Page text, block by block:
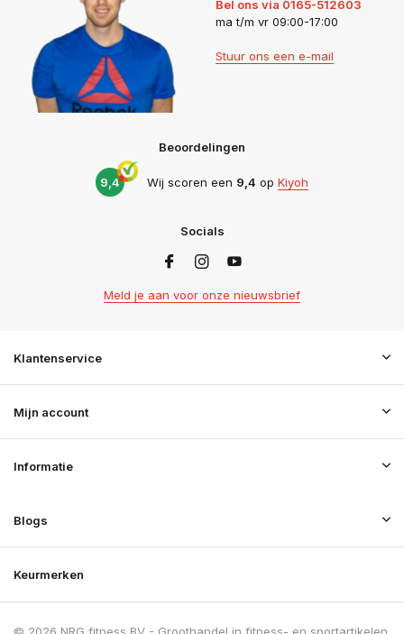
Bel ons via 0165-512603
ma t/m vr 09:00-17:00
Stuur ons een e-mail
Beoordelingen
9,4 Wij scoren een 9,4 op Kiyoh
Socials
Meld je aan voor onze nieuwsbrief
Klantenservice
Mijn account
Informatie
Blogs
Keurmerken